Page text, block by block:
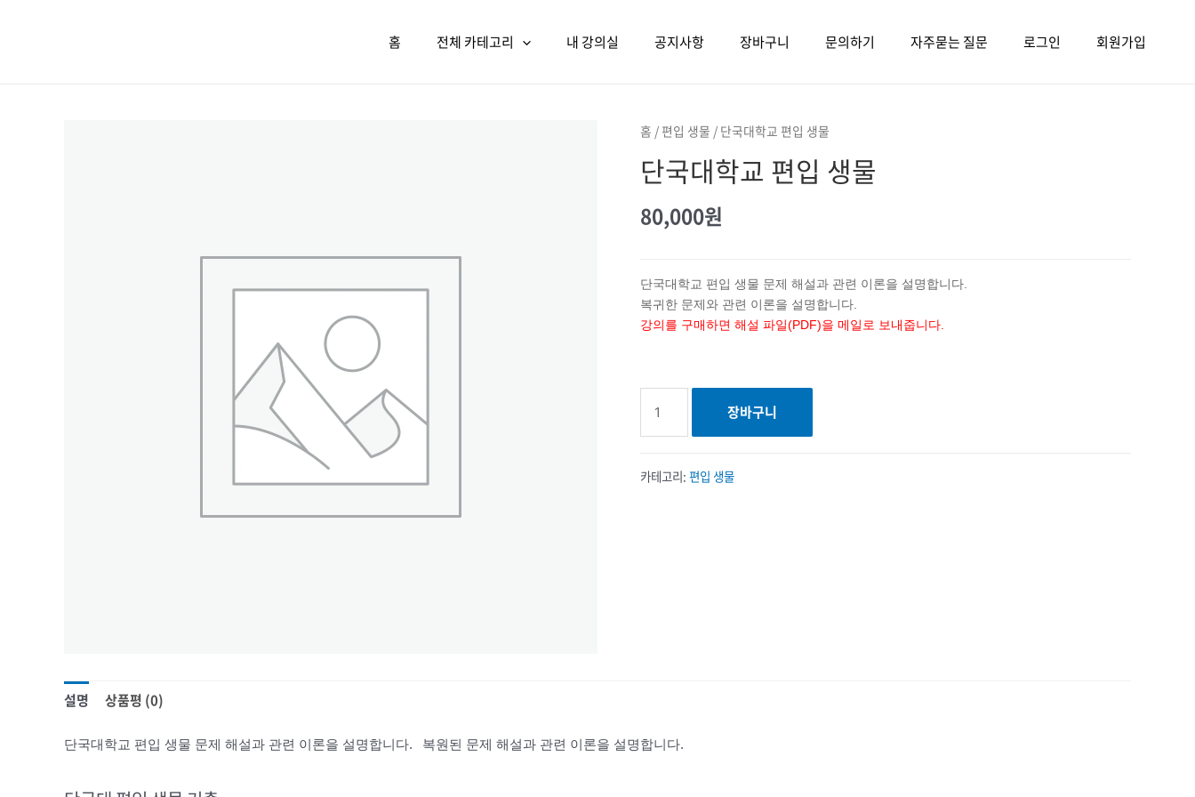
홈 전체 카테고리 내 강의실 공지사항 장바구니 문의하기 자주묻는 질문 로그인 회원가입
홈 / 편입 생물 / 단국대학교 편입 생물
단국대학교 편입 생물
80,000원
단국대학교 편입 생물 문제 해설과 관련 이론을 설명합니다.
복귀한 문제와 관련 이론을 설명합니다.
강의를 구매하면 해설 파일(PDF)을 메일로 보내줍니다.
편입
수량
장바구니
카테고리: 편입 생물
설명 상품평 (0)
단국대학교 편입 생물 문제 해설과 관련 이론을 설명합니다. 복원된 문제 해설과 관련 이론을 설명합니다.